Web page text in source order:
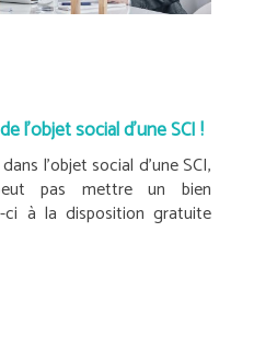
l’objet social d’une SCI !
l’objet social d’une SCI,
pas mettre un bien
ci à la disposition gratuite